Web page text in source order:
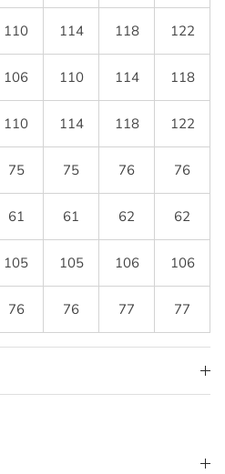
110 114 118 122
106 110 114 118
110 114 118 122
75 75 76 76
61 61 62 62
105 105 106 106
76 76 77 77